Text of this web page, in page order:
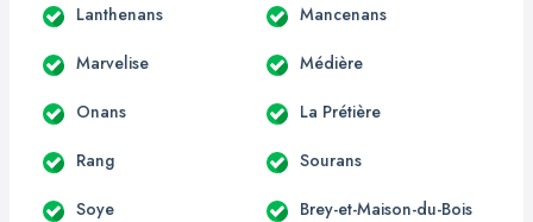
Lanthenans Mancenans
Marvelise Médière
Onans La Prétière
Rang Sourans
Soye Brey-et-Maison-du-Bois